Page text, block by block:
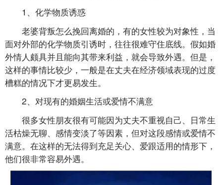
1、化学物质诱惑
老婆背叛怎么挽回离婚的，有的女性较为对象性，当
面对外部的化学物质引诱时，往往很难守住底线。假如婚
外情人颇具并且能向其带来利益，就会导致外遇。但是，
这样的事情比较少，一般是在丈夫在经济领域表现的过度
槽糕的情况下才更易发生。
2、对现有的婚姻生活或爱情不满意
很多女性朋友很有可能因为丈夫不重视自己、日常生
活枯燥无聊、感情变淡了等因素，但对这段感情或爱情不
满意。在这样的无法得到充足关心、爱跟适用的情形下，
他们很非常容易外遇。